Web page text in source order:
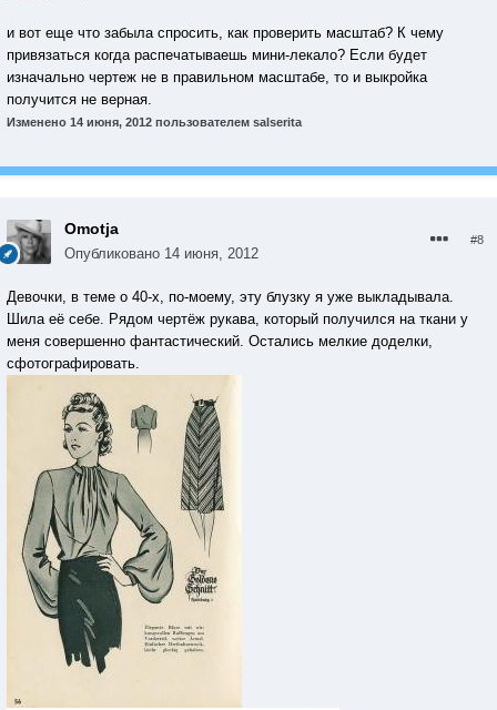
и вот еще что забыла спросить, как проверить масштаб? К чему
привязаться когда распечатываешь мини-лекало? Если будет
изначально чертеж не в правильном масштабе, то и выкройка
получится не верная.
Изменено 14 июня, 2012 пользователем salserita
Omotja
Опубликовано 14 июня, 2012
#8
Девочки, в теме о 40-х, по-моему, эту блузку я уже выкладывала.
Шила её себе. Рядом чертёж рукава, который получился на ткани у
меня совершенно фантастический. Остались мелкие доделки,
сфотографировать.